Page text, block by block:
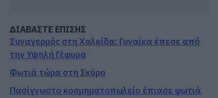
ΔΙΑΒΑΣΤΕ ΕΠΙΣΗΣ
Συναγερμός στη Χαλκίδα: Γυναίκα έπεσε από
την Υψηλή Γέφυρα
Φωτιά τώρα στη Σκύρο
Πασίγνωστο κοσμηματοπωλείο έπιασε φωτιά